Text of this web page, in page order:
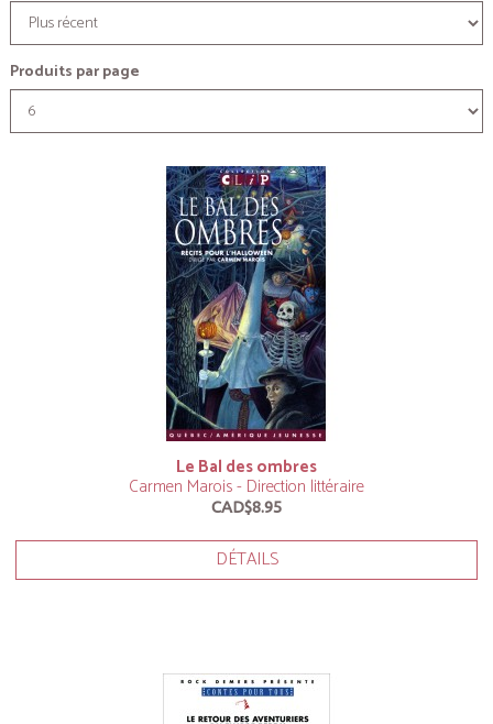
Produits par page
Le Bal des ombres
Carmen Marois - Direction littéraire
CAD$8.95
DÉTAILS